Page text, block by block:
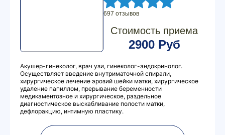
697 отзывов
Стоимость приема
2900 Руб
Акушер-гинеколог, врач узи, гинеколог-эндокринолог.
Осуществляет введение внутриматочной спирали,
хирургическое лечение эрозий шейки матки, хирургическое
удаление папиллом, прерывание беременности
медикаментозное и хирургическое, раздельное
диагностическое выскабливание полости матки,
дефлоракцию, интимную пластику.